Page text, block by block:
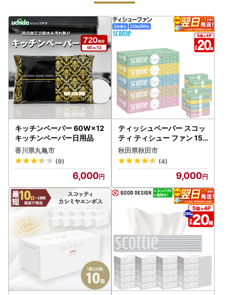
キッチンペーパー 60W×12
キッチンペーパー日用品
香川県丸亀市
(9)
6,000
ティッシュペーパー スコッ
ティ ティシュー ファン 150
組 5箱×4パック 秋田市オリ
ジナル 最短翌日発送
秋田県秋田市
(4)
9,000